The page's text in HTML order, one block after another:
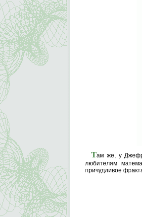
Там же, у
любителям
причудливое